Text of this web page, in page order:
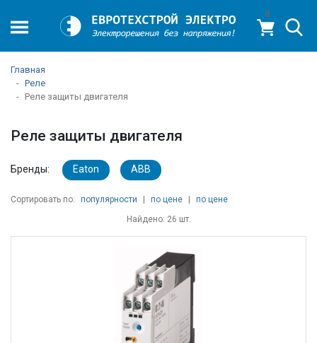
0
Главная
Реле
Реле защиты двигателя
Реле защиты двигателя
Бренды: Eaton ABB
Сортировать по: популярности по цене
по цене
Найдено: 26 шт.